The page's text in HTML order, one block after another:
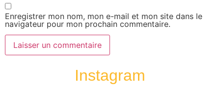
Enregistrer mon nom, mon e-mail et mon site dans le
navigateur pour mon prochain commentaire.
Instagram